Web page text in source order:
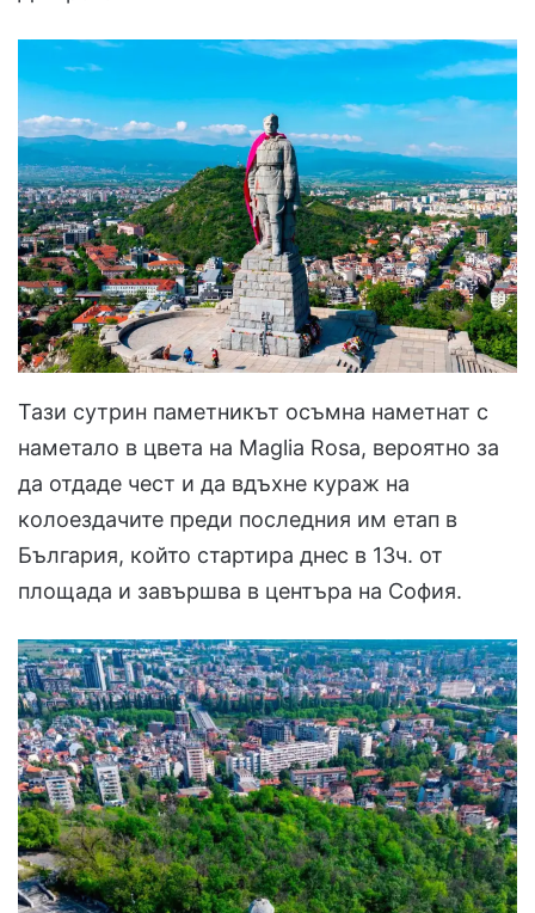
Тази сутрин паметникът осъмна наметнат с
наметало в цвета на Maglia Rosa, вероятно за
да отдаде чест и да вдъхне кураж на
колоездачите преди последния им етап в
България, който стартира днес в 13ч. от
площада и завършва в центъра на София.